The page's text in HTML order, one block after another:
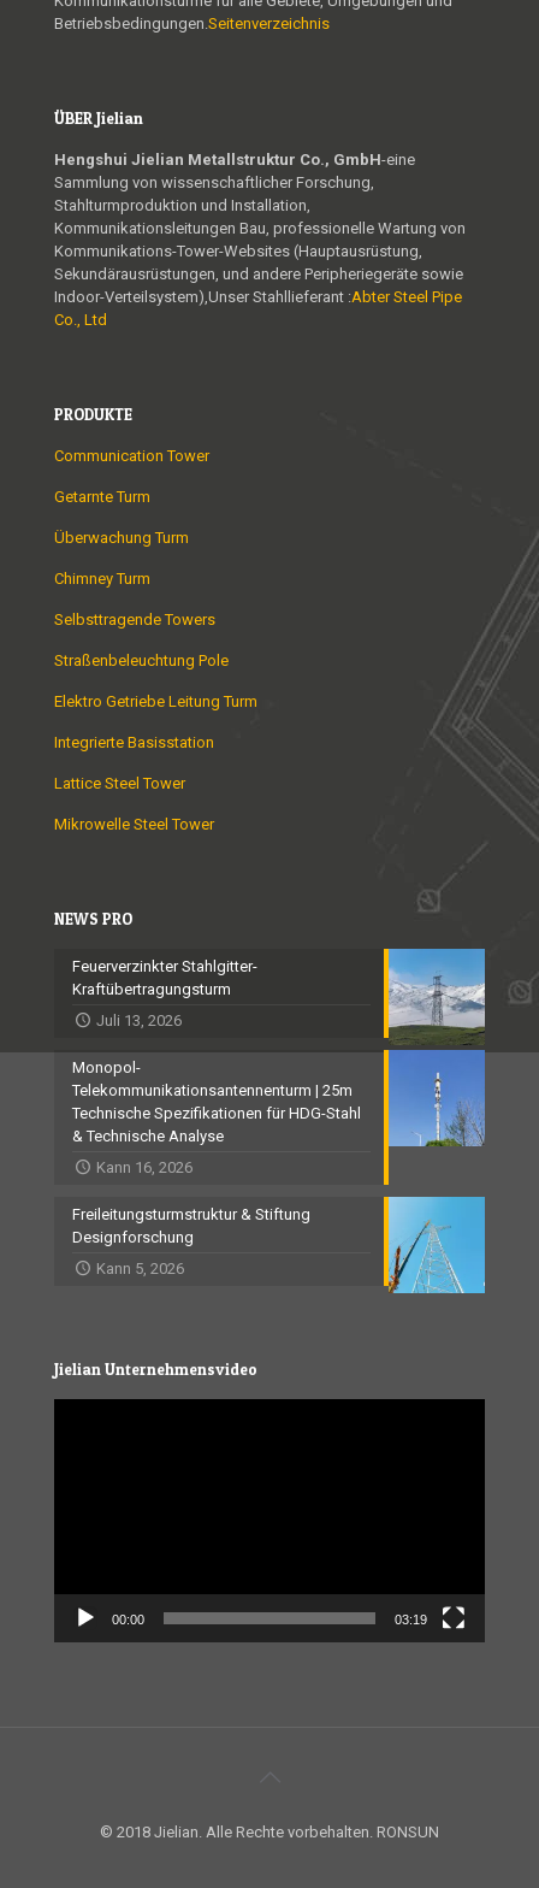
Betriebsbedingungen.Seitenverzeichnis
ÜBER Jielian
Hengshui Jielian Metallstruktur Co., GmbH-eine
Sammlung von wissenschaftlicher Forschung,
Stahlturmproduktion und Installation,
Kommunikationsleitungen Bau, professionelle Wartung von
Kommunikations-Tower-Websites (Hauptausrüstung,
Sekundärausrüstungen, und andere Peripheriegeräte sowie
Indoor-Verteilsystem),Unser Stahllieferant :Abter Steel Pipe
Co., Ltd
PRODUKTE
Communication Tower
Getarnte Turm
Überwachung Turm
Chimney Turm
Selbsttragende Towers
Straßenbeleuchtung Pole
Elektro Getriebe Leitung Turm
Integrierte Basisstation
Lattice Steel Tower
Mikrowelle Steel Tower
NEWS PRO
Feuerverzinkter Stahlgitter-
Kraftübertragungsturm
Juli 13, 2026
Monopol-
Telekommunikationsantennenturm | 25m
Technische Spezifikationen für HDG-Stahl
& Technische Analyse
Kann 16, 2026
Freileitungsturmstruktur & Stiftung
Designforschung
Kann 5, 2026
Jielian Unternehmensvideo
00:00 03:19
© 2018 Jielian. Alle Rechte vorbehalten. RONSUN